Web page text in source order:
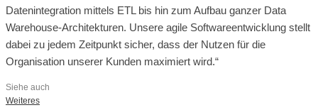
Datenintegration mittels ETL bis hin zum Aufbau ganzer Data
Warehouse-Architekturen. Unsere agile Softwareentwicklung stellt
dabei zu jedem Zeitpunkt sicher, dass der Nutzen für die
Organisation unserer Kunden maximiert wird.“
Siehe auch
Weiteres